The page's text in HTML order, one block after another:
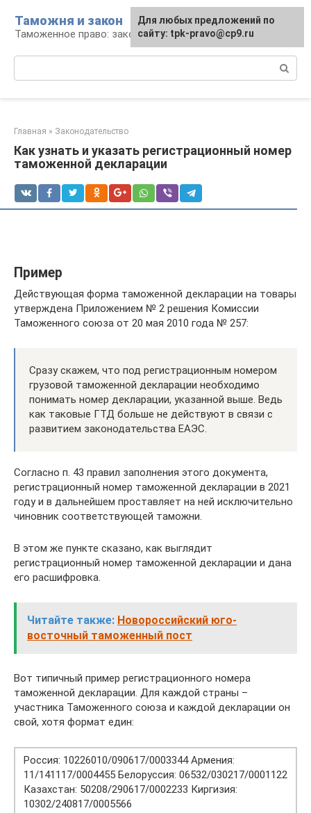
контенту
Таможня и закон
Таможенное право: законы и их применение
Главная » Законодательство
Как узнать и указать регистрационный номер
таможенной декларации
Пример
Действующая форма таможенной декларации на товары
утверждена Приложением № 2 решения Комиссии
Таможенного союза от 20 мая 2010 года № 257:
Сразу скажем, что под регистрационным номером
грузовой таможенной декларации необходимо
понимать номер декларации, указанной выше. Ведь
как таковые ГТД больше не действуют в связи с
развитием законодательства ЕАЭС.
Согласно п. 43 правил заполнения этого документа,
регистрационный номер таможенной декларации в 2021
году и в дальнейшем проставляет на ней исключительно
чиновник соответствующей таможни.
В этом же пункте сказано, как выглядит
регистрационный номер таможенной декларации и дана
его расшифровка.
Читайте также: Новороссийский юго-
восточный таможенный пост
Вот типичный пример регистрационного номера
таможенной декларации. Для каждой страны –
участника Таможенного союза и каждой декларации он
свой, хотя формат един:
Россия: 10226010/090617/0003344 Армения:
11/141117/0004455 Белоруссия: 06532/030217/0001122
Казахстан: 50208/290617/0002233 Киргизия:
10302/240817/0005566
Для любых предложений по
сайту: tpk-pravo@cp9.ru